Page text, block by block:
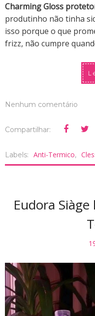
Charming Gloss
produtinho não tinha
isso porque o que
frizz, não cumpre
Nenhum comentário
Compartilhar:
Labels: Anti-Termico,
Eudora